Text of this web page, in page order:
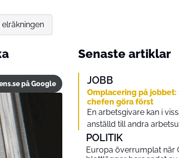
på Google
Senaste artiklar
JOBB
Omplacering på jobbet:
chefen göra först
En arbetsgivare kan i
anställd till andra
POLITIK
Europa överrumplat när